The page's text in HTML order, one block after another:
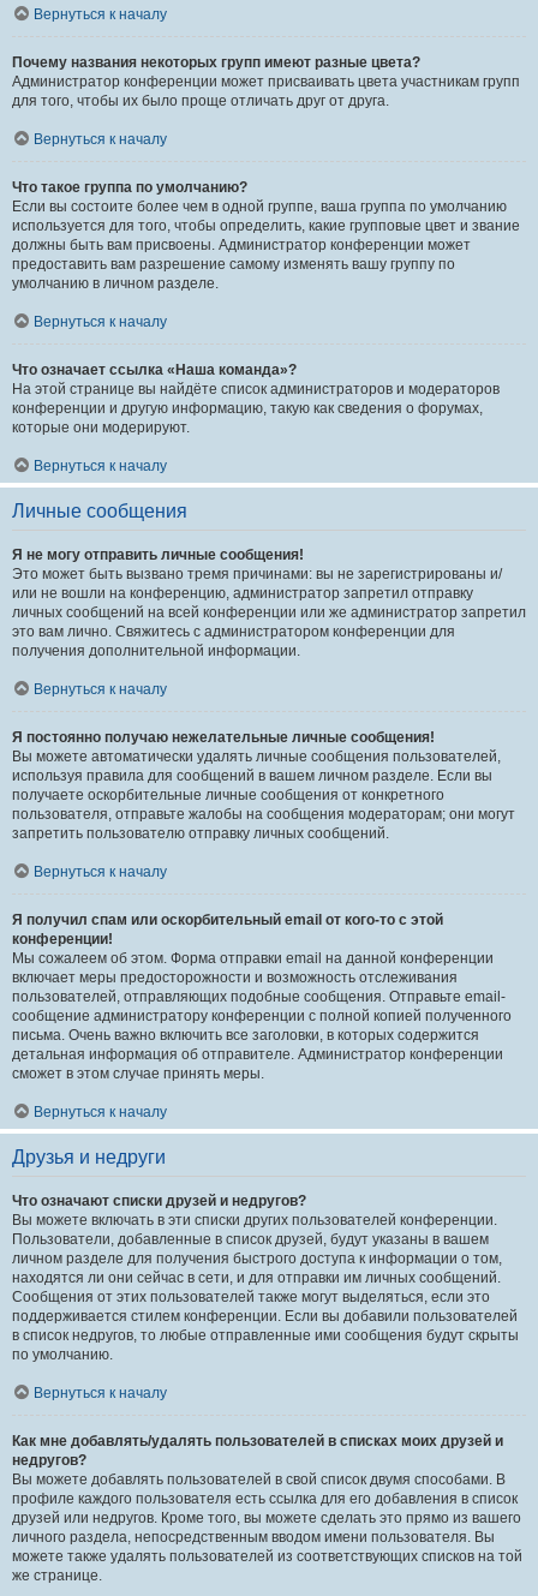
Вернуться к началу
Почему названия некоторых групп имеют разные цвета?
Администратор конференции может присваивать цвета участникам групп
для того, чтобы их было проще отличать друг от друга.
Вернуться к началу
Что такое группа по умолчанию?
Если вы состоите более чем в одной группе, ваша группа по умолчанию
используется для того, чтобы определить, какие групповые цвет и звание
должны быть вам присвоены. Администратор конференции может
предоставить вам разрешение самому изменять вашу группу по
умолчанию в личном разделе.
Вернуться к началу
Что означает ссылка «Наша команда»?
На этой странице вы найдёте список администраторов и модераторов
конференции и другую информацию, такую как сведения о форумах,
которые они модерируют.
Вернуться к началу
Личные сообщения
Я не могу отправить личные сообщения!
Это может быть вызвано тремя причинами: вы не зарегистрированы и/
или не вошли на конференцию, администратор запретил отправку
личных сообщений на всей конференции или же администратор запретил
это вам лично. Свяжитесь с администратором конференции для
получения дополнительной информации.
Вернуться к началу
Я постоянно получаю нежелательные личные сообщения!
Вы можете автоматически удалять личные сообщения пользователей,
используя правила для сообщений в вашем личном разделе. Если вы
получаете оскорбительные личные сообщения от конкретного
пользователя, отправьте жалобы на сообщения модераторам; они могут
запретить пользователю отправку личных сообщений.
Вернуться к началу
Я получил спам или оскорбительный email от кого-то с этой
конференции!
Мы сожалеем об этом. Форма отправки email на данной конференции
включает меры предосторожности и возможность отслеживания
пользователей, отправляющих подобные сообщения. Отправьте email-
сообщение администратору конференции с полной копией полученного
письма. Очень важно включить все заголовки, в которых содержится
детальная информация об отправителе. Администратор конференции
сможет в этом случае принять меры.
Вернуться к началу
Друзья и недруги
Что означают списки друзей и недругов?
Вы можете включать в эти списки других пользователей конференции.
Пользователи, добавленные в список друзей, будут указаны в вашем
личном разделе для получения быстрого доступа к информации о том,
находятся ли они сейчас в сети, и для отправки им личных сообщений.
Сообщения от этих пользователей также могут выделяться, если это
поддерживается стилем конференции. Если вы добавили пользователей
в список недругов, то любые отправленные ими сообщения будут скрыты
по умолчанию.
Вернуться к началу
Как мне добавлять/удалять пользователей в списках моих друзей и
недругов?
Вы можете добавлять пользователей в свой список двумя способами. В
профиле каждого пользователя есть ссылка для его добавления в список
друзей или недругов. Кроме того, вы можете сделать это прямо из вашего
личного раздела, непосредственным вводом имени пользователя. Вы
можете также удалять пользователей из соответствующих списков на той
же странице.